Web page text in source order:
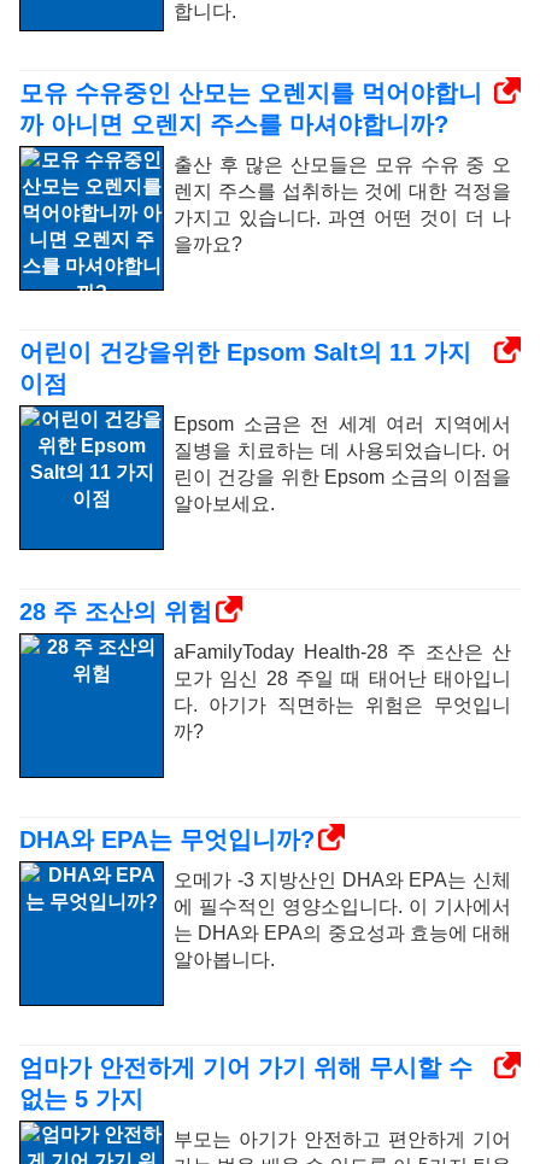
합니다.
모유 수유중인 산모는 오렌지를 먹어야합니
까 아니면 오렌지 주스를 마셔야합니까?
출산 후 많은 산모들은 모유 수유 중 오
렌지 주스를 섭취하는 것에 대한 걱정을
가지고 있습니다. 과연 어떤 것이 더 나
을까요?
어린이 건강을위한 Epsom Salt의 11 가지
이점
Epsom 소금은 전 세계 여러 지역에서
질병을 치료하는 데 사용되었습니다. 어
린이 건강을 위한 Epsom 소금의 이점을
알아보세요.
28 주 조산의 위험
aFamilyToday Health-28 주 조산은 산
모가 임신 28 주일 때 태어난 태아입니
다. 아기가 직면하는 위험은 무엇입니
까?
DHA와 EPA는 무엇입니까?
오메가 -3 지방산인 DHA와 EPA는 신체
에 필수적인 영양소입니다. 이 기사에서
는 DHA와 EPA의 중요성과 효능에 대해
알아봅니다.
엄마가 안전하게 기어 가기 위해 무시할 수
없는 5 가지
부모는 아기가 안전하고 편안하게 기어